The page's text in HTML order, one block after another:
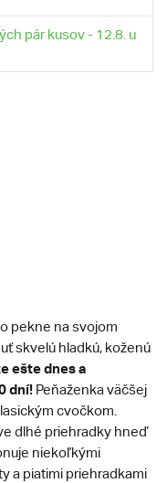
pár kusov - 12.8. u
pekne na svojom
skvelú hladkú, koženú
ešte dnes a
dní! Peňaženka väčšej
cvočkom.
dlhé priehradky hneď
niekoľkými
a piatimi priehradkami